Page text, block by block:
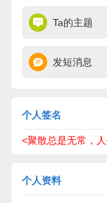
Ta的主题
发短消息
个人签名
<聚散总是无常，
个人资料